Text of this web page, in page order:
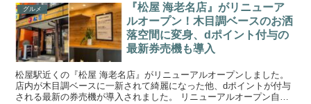
グルメ
『松屋 海老名店』がリニューア
ルオープン！木目調ベースのお洒
落空間に変身、dポイント付与の
最新券売機も導入
松屋駅近くの『松屋 海老名店』がリニューアルオープンしました。
店内が木目調ベースに一新されて綺麗になった他、dポイントが付与
される最新の券売機が導入されました。 リニューアルオープン自体